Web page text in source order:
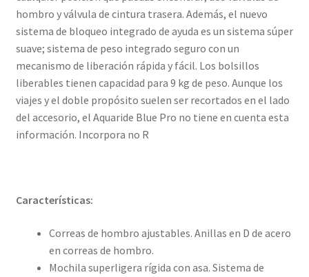
hombro y válvula de cintura trasera. Además, el nuevo
sistema de bloqueo integrado de ayuda es un sistema súper
suave; sistema de peso integrado seguro con un
mecanismo de liberación rápida y fácil. Los bolsillos
liberables tienen capacidad para 9 kg de peso. Aunque los
viajes y el doble propósito suelen ser recortados en el lado
del accesorio, el Aquaride Blue Pro no tiene en cuenta esta
información. Incorpora no R
Características:
Correas de hombro ajustables. Anillas en D de acero
en correas de hombro.
Mochila superligera rígida con asa. Sistema de